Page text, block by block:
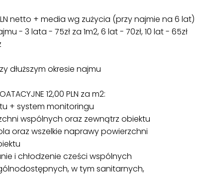
netto + media wg zużycia (przy najmie na 6 lat)
- 3 lata - 75zł za 1m2, 6 lat - 70zł, 10 lat - 65zł
dłuższym okresie najmu
12,00 PLN za m2:
+ system monitoringu
wspólnych oraz zewnątrz obiektu
oraz wszelkie naprawy powierzchni
i chłodzenie cześci wspólnych
w tym sanitarnych,